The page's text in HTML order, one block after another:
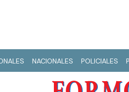
NACIONALES POLICIALES